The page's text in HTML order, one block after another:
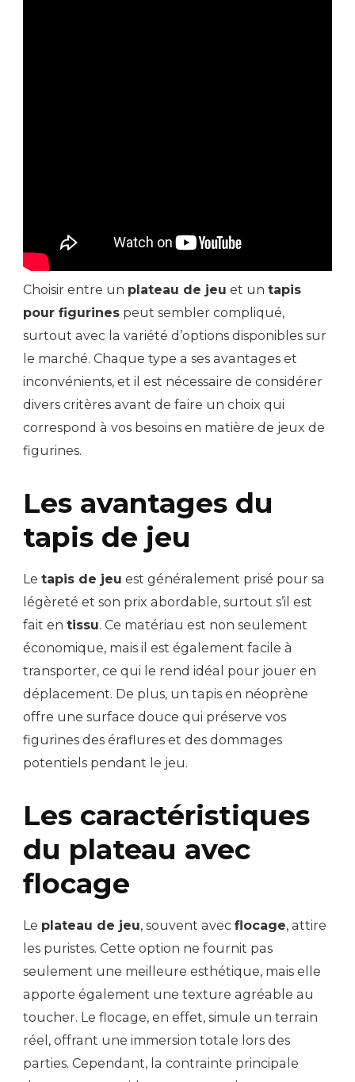
Choisir entre un plateau de jeu et un tapis
pour figurines peut sembler compliqué,
surtout avec la variété d’options disponibles sur
le marché. Chaque type a ses avantages et
inconvénients, et il est nécessaire de considérer
divers critères avant de faire un choix qui
correspond à vos besoins en matière de jeux de
figurines.
Les avantages du
tapis de jeu
Le tapis de jeu est généralement prisé pour sa
légèreté et son prix abordable, surtout s’il est
fait en tissu. Ce matériau est non seulement
économique, mais il est également facile à
transporter, ce qui le rend idéal pour jouer en
déplacement. De plus, un tapis en néoprène
offre une surface douce qui préserve vos
figurines des éraflures et des dommages
potentiels pendant le jeu.
Les caractéristiques
du plateau avec
flocage
Le plateau de jeu, souvent avec flocage, attire
les puristes. Cette option ne fournit pas
seulement une meilleure esthétique, mais elle
apporte également une texture agréable au
toucher. Le flocage, en effet, simule un terrain
réel, offrant une immersion totale lors des
parties. Cependant, la contrainte principale